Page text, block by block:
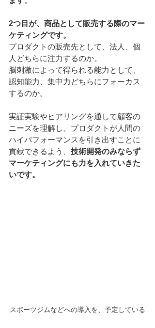
2つ目が、商品として販売する際のマー
ケティングです。
プロダクトの販売先として、法人、個
人どちらに注力するのか。
脳刺激によって得られる能力として、
認知能力、集中力どちらにフォーカス
するのか。
実証実験やヒアリングを通して顧客の
ニーズを理解し、プロダクトが人間の
ハイパフォーマンスを引き出すことに
貢献できるよう、 技術開発のみならず
マーケティングにも力を入れていきた
いです。
スポーツジムなどへの導入を、予定している